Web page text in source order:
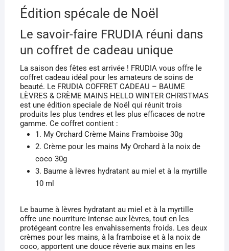
Édition spécale de Noël
Le savoir-faire FRUDIA réuni dans
un coffret de cadeau unique
La saison des fêtes est arrivée ! FRUDIA vous offre le
coffret cadeau idéal pour les amateurs de soins de
beauté. Le FRUDIA COFFRET CADEAU – BAUME
LÈVRES & CRÈME MAINS HELLO WINTER CHRISTMAS
est une édition speciale de Noël qui réunit trois
produits les plus tendres et les plus efficaces de notre
gamme. Ce coffret contient :
1. My Orchard Crème Mains Framboise 30g
2. Crème pour les mains My Orchard à la noix de
coco 30g
3. Baume à lèvres hydratant au miel et à la myrtille
10 ml
Le baume à lèvres hydratant au miel et à la myrtille
offre une nourriture intense aux lèvres, tout en les
protégeant contre les envahissements froids. Les deux
crèmes pour les mains, à la framboise et à la noix de
coco, apportent une douce rêverie aux mains en les